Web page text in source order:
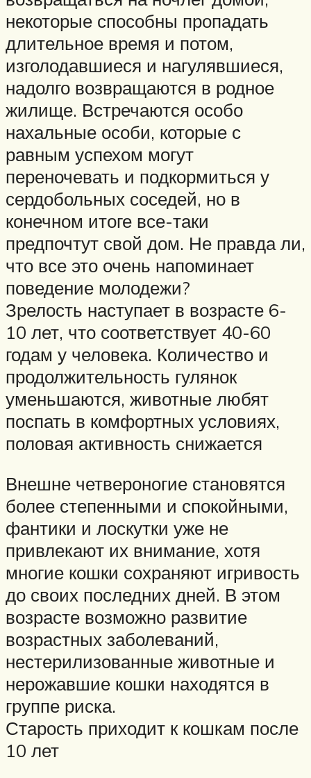
некоторые способны пропадать
длительное время и потом,
изголодавшиеся и нагулявшиеся,
надолго возвращаются в родное
жилище. Встречаются особо
нахальные особи, которые с
равным успехом могут
переночевать и подкормиться у
сердобольных соседей, но в
конечном итоге все-таки
предпочтут свой дом. Не правда ли,
что все это очень напоминает
поведение молодежи?
Зрелость наступает в возрасте 6-
10 лет, что соответствует 40-60
годам у человека. Количество и
продолжительность гулянок
уменьшаются, животные любят
поспать в комфортных условиях,
половая активность снижается
Внешне четвероногие становятся
более степенными и спокойными,
фантики и лоскутки уже не
привлекают их внимание, хотя
многие кошки сохраняют игривость
до своих последних дней. В этом
возрасте возможно развитие
возрастных заболеваний,
нестерилизованные животные и
нерожавшие кошки находятся в
группе риска.
Старость приходит к кошкам после
10 лет